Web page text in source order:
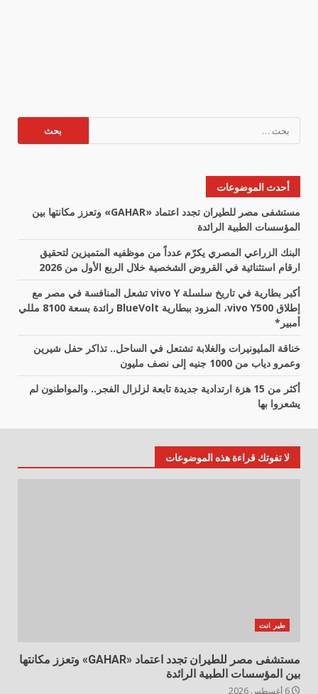
عن:
أحدث الموضوعات
مستشفى مصر للطيران تجدد اعتماد «GAHAR» وتعزز مكانتها بين
المؤسسات الطبية الرائدة
البنك الزراعي المصري يكرّم عدداً من موظفيه المتميزين لتحقيق
ارقام استثنائية في القروض الشخصية خلال الربع الأول من 2026
أكبر بطارية في تاريخ سلسلة vivo Y تشعل المنافسة في مصر مع
إطلاق vivo Y500، المزود ببطارية BlueVolt رائدة بسعة 8100 مللي
أمبير*
خناقة المليونيرات والغلابة تشتعل في الساحل.. تذاكر حفل شيرين
وعمرو دياب من 1000 جنيه إلى نصف مليون
أكثر من 15 هزة ارتدادية جديدة تابعة لزلزال الفجر.. والمواطنون لم
يشعروا بها
لا تفوتك قراءة هذه الموضوعات
طير انت
مستشفى مصر للطيران تجدد اعتماد «GAHAR» وتعزز مكانتها
بين المؤسسات الطبية الرائدة